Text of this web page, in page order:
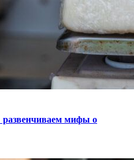
развенчиваем мифы о